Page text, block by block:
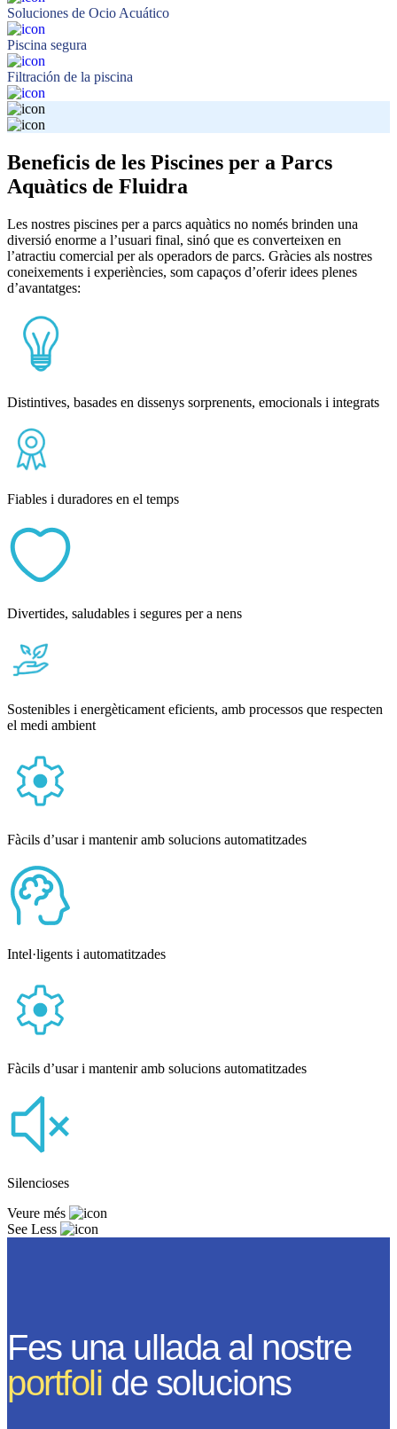
Soluciones de Ocio Acuático
Piscina segura
Filtración de la piscina
Beneficis de les Piscines per a Parcs
Aquàtics de Fluidra
Les nostres piscines per a parcs aquàtics no només brinden una
diversió enorme a l’usuari final, sinó que es converteixen en
l’atractiu comercial per als operadors de parcs. Gràcies als nostres
coneixements i experiències, som capaços d’oferir idees plenes
d’avantatges:
Distintives, basades en dissenys sorprenents, emocionals i integrats
Fiables i duradores en el temps
Divertides, saludables i segures per a nens
Sostenibles i energèticament eficients, amb processos que respecten
el medi ambient
Fàcils d’usar i mantenir amb solucions automatitzades
Intel·ligents i automatitzades
Fàcils d’usar i mantenir amb solucions automatitzades
Silencioses
Veure més
See Less
Fes una ullada al nostre
portfoli de solucions